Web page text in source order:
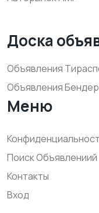
Доска
Объявления
Объявления
Меню
Поиск Объявлениий
Контакты
Вход